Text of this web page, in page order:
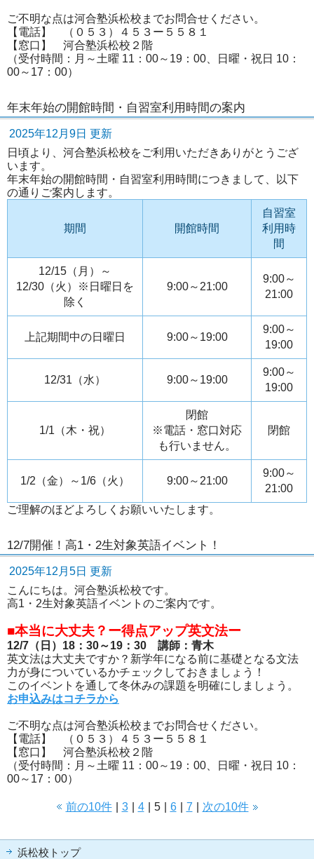
ご不明な点は河合塾浜松校までお問合せください。
【電話】 （０５３）４５３ー５５８１
【窓口】 河合塾浜松校２階
（受付時間：月～土曜 11：00～19：00、日曜・祝日 10：
00～17：00）
年末年始の開館時間・自習室利用時間の案内
2025年12月9日 更新
日頃より、河合塾浜松校をご利用いただきありがとうござ
います。
年末年始の開館時間・自習室利用時間につきまして、以下
の通りご案内します。
期間 開館時間
自習室
利用時
間
12/15（月）～
12/30（火）※日曜日を
除く
9:00～21:00
9:00～
21:00
上記期間中の日曜日 9:00～19:00
9:00～
19:00
12/31（水） 9:00～19:00
9:00～
19:00
1/1（木・祝）
閉館
※電話・窓口対応
も行いません。
閉館
1/2（金）～1/6（火） 9:00～21:00
9:00～
21:00
ご理解のほどよろしくお願いいたします。
12/7開催！高1・2生対象英語イベント！
2025年12月5日 更新
こんにちは。河合塾浜松校です。
高1・2生対象英語イベントのご案内です。
■本当に大丈夫？ー得点アップ英文法ー
12/7（日）18：30～19：30 講師：青木
英文法は大丈夫ですか？新学年になる前に基礎となる文法
力が身についているかチェックしておきましょう！
このイベントを通して冬休みの課題を明確にしましょう。
お申込みはコチラから
ご不明な点は河合塾浜松校までお問合せください。
【電話】 （０５３）４５３ー５５８１
【窓口】 河合塾浜松校２階
（受付時間：月～土曜 11：00～19：00、日曜・祝日 10：
00～17：00）
前の10件 3 4 5 6 7 次の10件
浜松校トップ